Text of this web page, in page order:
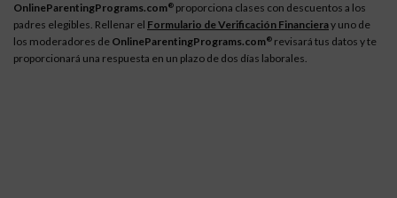
OnlineParentingPrograms.com® proporciona clases con descuentos a los
padres elegibles. Rellenar el Formulario de Verificación Financieray uno de
los moderadores de OnlineParentingPrograms.com® revisará tus datos y te
proporcionará una respuesta en un plazo de dos días laborales.